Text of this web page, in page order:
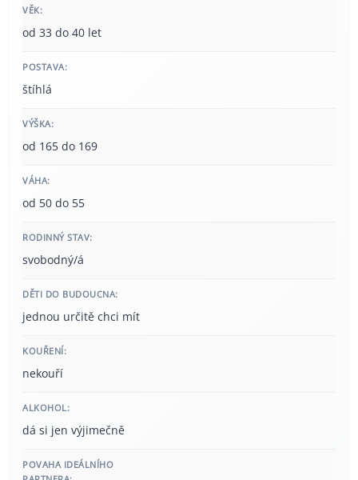
VĚK:
od 33 do 40 let
POSTAVA:
štíhlá
VÝŠKA:
od 165 do 169
VÁHA:
od 50 do 55
RODINNÝ STAV:
svobodný/á
DĚTI DO BUDOUCNA:
jednou určitě chci mít
KOUŘENÍ:
nekouří
ALKOHOL:
dá si jen výjimečně
POVAHA IDEÁLNÍHO